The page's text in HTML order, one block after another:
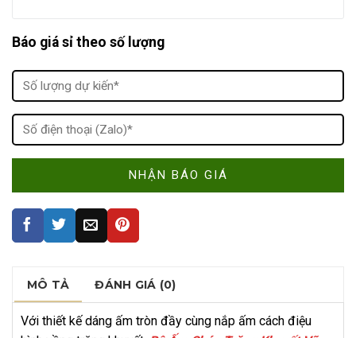
Báo giá sỉ theo số lượng
MÔ TẢ ĐÁNH GIÁ (0)
Với thiết kế dáng ấm tròn đầy cùng nắp ấm cách điệu